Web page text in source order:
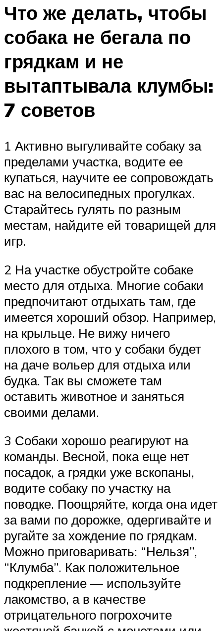
Что же делать, чтобы
собака не бегала по
грядкам и не
вытаптывала клумбы:
7 советов
1 Активно выгуливайте собаку за
пределами участка, водите ее
купаться, научите ее сопровождать
вас на велосипедных прогулках.
Старайтесь гулять по разным
местам, найдите ей товарищей для
игр.
2 На участке обустройте собаке
место для отдыха. Многие собаки
предпочитают отдыхать там, где
имеется хороший обзор. Например,
на крыльце. Не вижу ничего
плохого в том, что у собаки будет
на даче вольер для отдыха или
будка. Так вы сможете там
оставить животное и заняться
своими делами.
3 Собаки хорошо реагируют на
команды. Весной, пока еще нет
посадок, а грядки уже вскопаны,
водите собаку по участку на
поводке. Поощряйте, когда она идет
за вами по дорожке, одергивайте и
ругайте за хождение по грядкам.
Можно приговаривать: “Нельзя”,
“Клумба”. Как положительное
подкрепление — используйте
лакомство, а в качестве
отрицательного погрохочите